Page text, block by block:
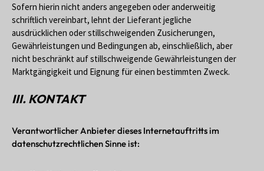
Sofern hierin nicht anders angegeben oder anderweitig
schriftlich vereinbart, lehnt der Lieferant jegliche
ausdrücklichen oder stillschweigenden Zusicherungen,
Gewährleistungen und Bedingungen ab, einschließlich, aber
nicht beschränkt auf stillschweigende Gewährleistungen der
Marktgängigkeit und Eignung für einen bestimmten Zweck.
III. KONTAKT
Verantwortlicher Anbieter dieses Internetauftritts im
datenschutzrechtlichen Sinne ist: